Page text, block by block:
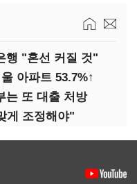
행 "혼선 커질 것"
아파트 53.7%↑
는 또 대출 처방
게 조정해야"